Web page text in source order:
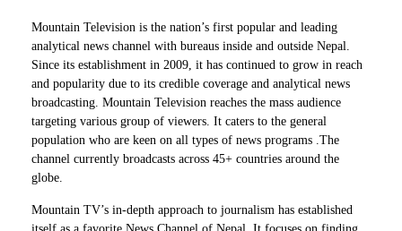
Mountain Television is the nation’s first popular and leading
analytical news channel with bureaus inside and outside Nepal.
Since its establishment in 2009, it has continued to grow in reach
and popularity due to its credible coverage and analytical news
broadcasting. Mountain Television reaches the mass audience
targeting various group of viewers. It caters to the general
population who are keen on all types of news programs .The
channel currently broadcasts across 45+ countries around the
globe.
Mountain TV’s in-depth approach to journalism has established